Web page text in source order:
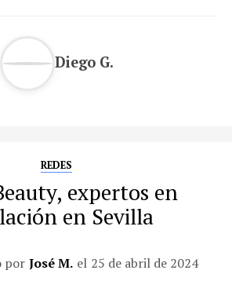
Diego G.
REDES
expertos en
en Sevilla
por José M. el 25 de abril de 2024